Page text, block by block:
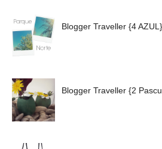
Blogger Traveller {4 AZUL}
Blogger Traveller {2